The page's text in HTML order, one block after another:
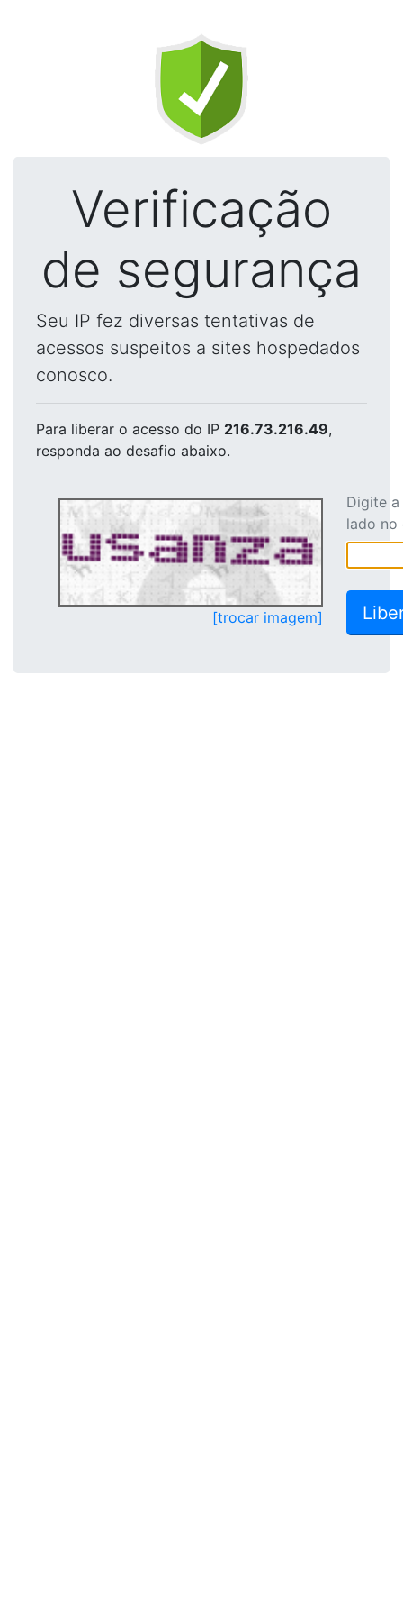
Verificação
de segurança
Seu IP fez diversas tentativas de
acessos suspeitos a sites hospedados
conosco.
Para liberar o acesso do IP 216.73.216.49,
responda ao desafio abaixo.
[trocar imagem]
Digite
lado no